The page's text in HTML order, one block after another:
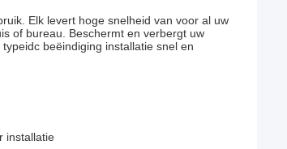
Elk levert hoge snelheid van voor al uw
of bureau. Beschermt en verbergt uw
beëindiging installatie snel en
installatie